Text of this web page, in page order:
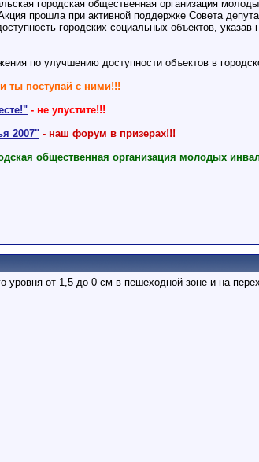
городская общественная организация
прошла при активной поддержке Совета
городских социальных объектов,
по улучшению доступности объектов в
ты поступай с ними!!!
- не упустите!!!
2007" - наш форум в призерах!!!
общественная организация молодых
уровня от 1,5 до 0 см в пешеходной зоне и на